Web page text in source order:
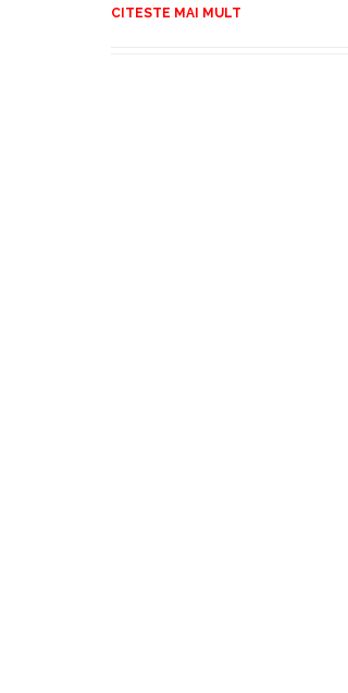
CITESTE MAI MULT